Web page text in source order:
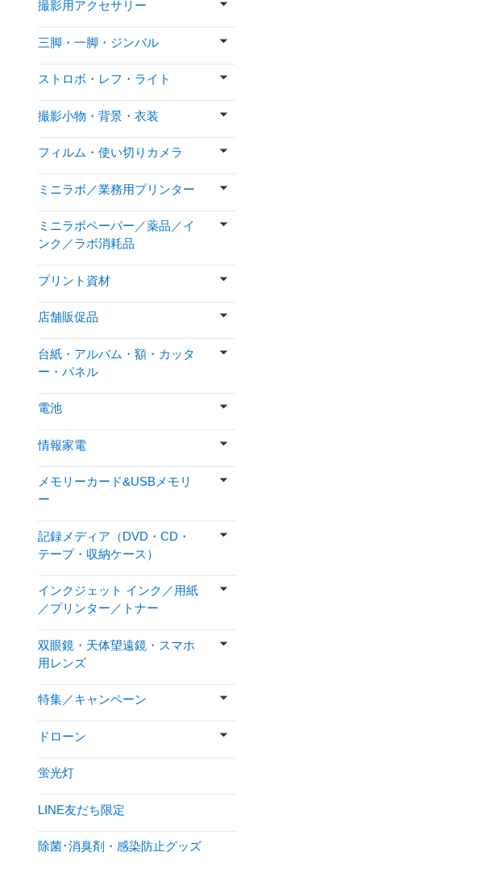
撮影用アクセサリー
三脚・一脚・ジンバル
ストロボ・レフ・ライト
撮影小物・背景・衣装
フィルム・使い切りカメラ
ミニラボ／業務用プリンター
ミニラボペーパー／薬品／イ
ンク／ラボ消耗品
プリント資材
店舗販促品
台紙・アルバム・額・カッタ
ー・パネル
電池
情報家電
メモリーカード&USBメモリ
ー
記録メディア（DVD・CD・
テープ・収納ケース）
インクジェット インク／用紙
／プリンター／トナー
双眼鏡・天体望遠鏡・スマホ
用レンズ
特集／キャンペーン
ドローン
蛍光灯
LINE友だち限定
除菌･消臭剤・感染防止グッズ